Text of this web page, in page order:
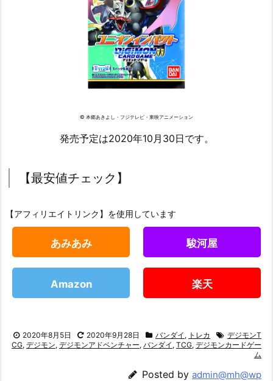
© 本郷あきよし・フジテレビ・東映アニメーション
発売予定は2020年10月30日です。
【最安値チェック】
【アフィリエイトリンク】を使用しています
あみあみ 駿河屋
Amazon 楽天
2020年8月5日 2020年9月28日 バンダイ , トレカ
デジモンT
CG, デジモン, デジモンアドベンチャー, バンダイ , TCG, デジモンカードゲー
ム
Posted by admin@mh@wp